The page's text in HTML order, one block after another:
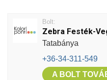
Bolt:
Zebra Festék-
Tatabánya
+36-34-311-549
A BOLT